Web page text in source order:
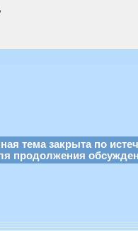
тема закрыта по
продолжения